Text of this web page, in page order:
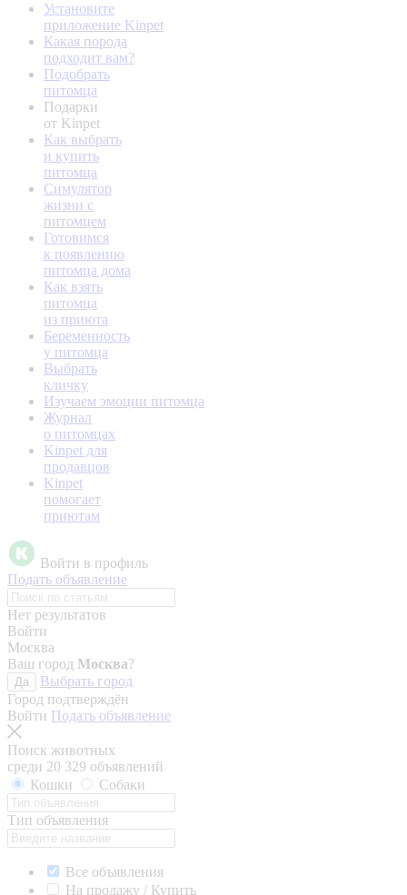
Установите
приложение Kinpet
Какая порода
подходит вам?
Подобрать
питомца
Подарки
от Kinpet
Как выбрать
и купить
питомца
Симулятор
жизни с
питомцем
Готовимся
к появлению
питомца дома
Как взять
питомца
из приюта
Беременность
у питомца
Выбрать
кличку
Изучаем эмоции питомца
Журнал
о питомцах
Kinpet для
продавцов
Kinpet
помогает
приютам
Войти в профиль
Подать объявление
Нет результатов
Войти
Москва
Ваш город Москва?
Да
Выбрать город
Город подтверждён
Войти Подать объявление
Поиск животных
среди 20 329 объявлений
Кошки
Собаки
Тип объявления
Все объявления
На продажу / Купить